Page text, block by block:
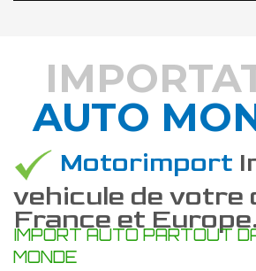
DÉCOUVREZ COMMENT
AUTO
Motorimport
vehicule de votre
France et Europe.
IMPORT AUTO PARTOUT
MONDE